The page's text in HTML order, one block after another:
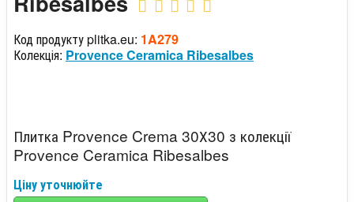
Код продукту plitka.eu: 1A279
Колекція: Provence Ceramica Ribesalbes
Плитка Provence Crema 30Х30 з колекції
Provence Ceramica Ribesalbes
Ціну уточнюйте